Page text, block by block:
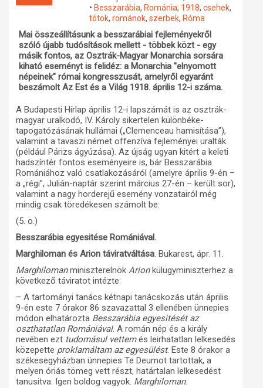
Műhelymunkák
• Besszarábia, Románia, 1918, csehek,
tótok, románok, szerbek, Róma
Mai összeállításunk a besszarábiai fejleményekről
szóló újabb tudósítások mellett - többek közt - egy
másik fontos, az Osztrák-Magyar Monarchia sorsára
kiható eseményt is felidéz: a Monarchia "elnyomott
népeinek" római kongresszusát, amelyről egyaránt
beszámolt Az Est és a Világ 1918. április 12-i száma.
A Budapesti Hírlap április 12-i lapszámát is az osztrák-
magyar uralkodó, IV. Károly sikertelen különbéke-
tapogatózásának hullámai („Clemenceau hamisítása”),
valamint a tavaszi német offenzíva fejleményei uralták
(például Párizs ágyúzása). Az újság ugyan kitért a keleti
hadszíntér fontos eseményeire is, bár Besszarábia
Romániához való csatlakozásáról (amelyre április 9-én –
a „régi”, Julián-naptár szerint március 27-én – került sor),
valamint a nagy horderejű esemény vonzatairól még
mindig csak töredékesen számolt be:
(5. o.)
Besszarábia egyesitése Romániával.
Marghiloman és Arion táviratváltása. Bukarest, ápr. 11.
Marghilomanminiszterelnök Arionkülügyminiszterhez a
következő táviratot intézte:
– A tartományi tanács kétnapi tanácskozás után április
9-én este 7 órakor 86 szavazattal 3 ellenében ünnepies
módon elhatározta Besszarábia egyesitését az
oszthatatlan Romániával. A román nép és a király
nevében ezt tudomásul vettemés leirhatatlan lelkesedés
közepette proklamáltam az egyesülést. Este 8 órakor a
székesegyházban ünnepies Te Deumot tartottak, a
melyen óriás tömeg vett részt, határtalan lelkesedést
tanusitva. Igen boldog vagyok. Marghiloman.